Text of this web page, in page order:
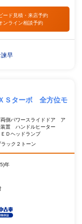
ード見積・ 来店予約
ンライン相談予約
早
Ｓターボ 全方位モ
側パワースライドドア ア
装置 ハンドルヒーター
Ｄヘッドランプ
ック２トーン
年